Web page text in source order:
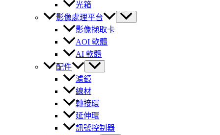
光箱
影像處理平台
影像擷取卡
AOI 軟體
AI 軟體
配件
濾鏡
線材
轉接環
延伸環
訊號控制器